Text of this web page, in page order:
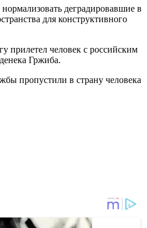
деградировавшие в
для конструктивного
прилетел человек с российским
Гржиба.
пропустили в страну человека